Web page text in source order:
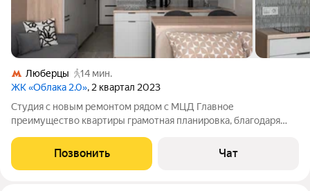
Люберцы
14 мин.
ЖК «Облака 2.0», 2 квартал 2023
Студия с новым ремонтом рядом с МЦД Главное
преимущество квартиры грамотная планировка, благодаря
отличает квартиру: полноценная спальная зона с
ортопедическим матрасом; кухня с большой рабочей
Позвонить Чат